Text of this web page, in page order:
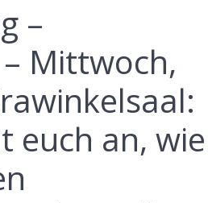
–
Mittwoch,
euch an, wie